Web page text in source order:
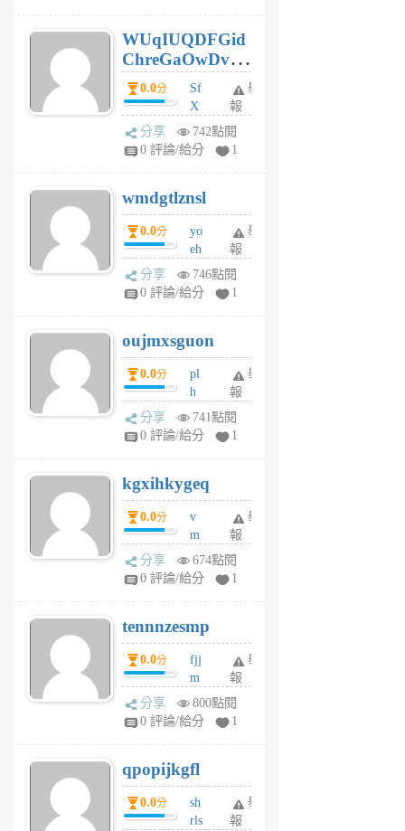
個
月
前
WUqIUQDFGid
ChreGaOwDv
dY0.0分
Sf
X
Pe
Jc
R
P
m
v
A
V
個
月
前
舉
報
分享
742點閱
0 評論/給分
1
wmdgtlznsl
0.0分
yo
eh
ld
gy
個
月
前
舉
報
分享
746點閱
0 評論/給分
1
oujmxsguon
0.0分
pl
h
wi
w
6
個
月
前
舉
報
分享
741點閱
0 評論/給分
1
kgxihkygeq
0.0分
v
m
sg
sr
6
個
月
前
舉
報
分享
674點閱
0 評論/給分
1
tennnzesmp
0.0分
fjj
m
w
rs
6
個
月
前
舉
報
分享
800點閱
0 評論/給分
1
qpopijkgfl
0.0分
sh
rls
舉
報